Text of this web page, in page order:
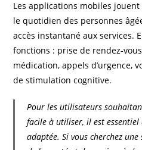
Les applications mobiles
le quotidien des personnes
accès instantané aux services.
fonctions : prise de rendez-
médication, appels d’urgence,
de stimulation cognitive.
Pour les utilisateurs
facile à utiliser, il est
adaptée. Si vous cherchez